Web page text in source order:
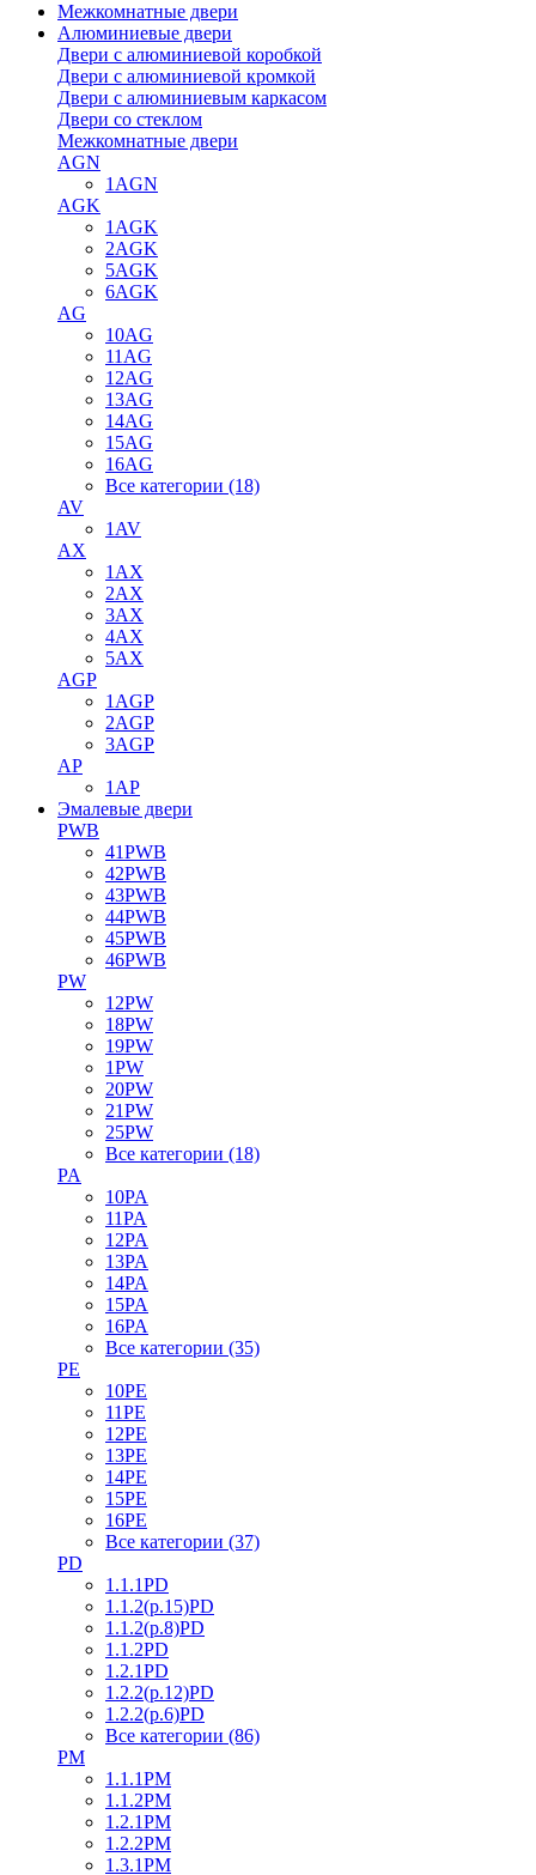
Межкомнатные двери
Алюминиевые двери
Двери с алюминиевой коробкой
Двери с алюминиевой кромкой
Двери с алюминиевым каркасом
Двери со стеклом
Межкомнатные двери
AGN
1AGN
AGK
1AGK
2AGK
5AGK
6AGK
AG
10AG
11AG
12AG
13AG
14AG
15AG
16AG
Все категории (18)
AV
1AV
AX
1AX
2AX
3AX
4AX
5AX
AGP
1AGP
2AGP
3AGP
AP
1AP
Эмалевые двери
PWB
41PWB
42PWB
43PWB
44PWB
45PWB
46PWB
PW
12PW
18PW
19PW
1PW
20PW
21PW
25PW
Все категории (18)
PA
10PA
11PA
12PA
13PA
14PA
15PA
16PA
Все категории (35)
PE
10PE
11PE
12PE
13PE
14PE
15PE
16PE
Все категории (37)
PD
1.1.1PD
1.1.2(р.15)PD
1.1.2(р.8)PD
1.1.2PD
1.2.1PD
1.2.2(р.12)PD
1.2.2(р.6)PD
Все категории (86)
PM
1.1.1PM
1.1.2PM
1.2.1PM
1.2.2PM
1.3.1PM